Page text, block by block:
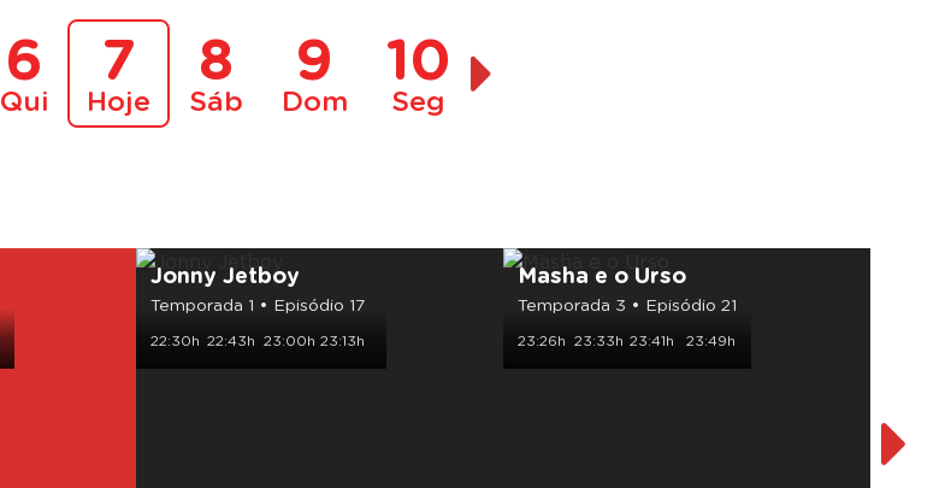
6
Qui
7
Hoje
8
Sáb
9
Dom
10
Seg
Jonny Jetboy
Temporada 1 • Episódio 17
22:30h 22:43h 23:00h 23:13h
Masha e o Urso
Temporada 3 • Episódio 21
23:26h 23:33h 23:41h 23:49h